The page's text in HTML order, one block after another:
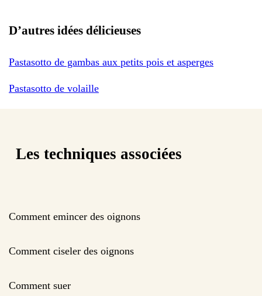
D’autres idées délicieuses
Pastasotto de gambas aux petits pois et asperges
Pastasotto de volaille
Les techniques associées
Comment emincer des oignons
Comment ciseler des oignons
Comment suer